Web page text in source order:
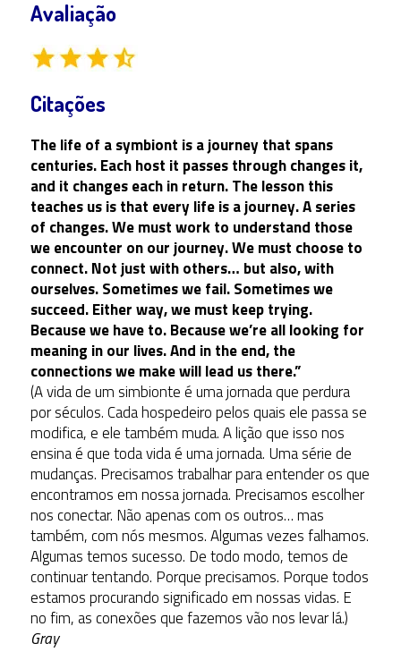
Avaliação
Citações
The life of a symbiont is a journey that spans
centuries. Each host it passes through changes it,
and it changes each in return. The lesson this
teaches us is that every life is a journey. A series
of changes. We must work to understand those
we encounter on our journey. We must choose to
connect. Not just with others… but also, with
ourselves. Sometimes we fail. Sometimes we
succeed. Either way, we must keep trying.
Because we have to. Because we’re all looking for
meaning in our lives. And in the end, the
connections we make will lead us there.”
(A vida de um simbionte é uma jornada que perdura
por séculos. Cada hospedeiro pelos quais ele passa se
modifica, e ele também muda. A lição que isso nos
ensina é que toda vida é uma jornada. Uma série de
mudanças. Precisamos trabalhar para entender os que
encontramos em nossa jornada. Precisamos escolher
nos conectar. Não apenas com os outros… mas
também, com nós mesmos. Algumas vezes falhamos.
Algumas temos sucesso. De todo modo, temos de
continuar tentando. Porque precisamos. Porque todos
estamos procurando significado em nossas vidas. E
no fim, as conexões que fazemos vão nos levar lá.)
Gray